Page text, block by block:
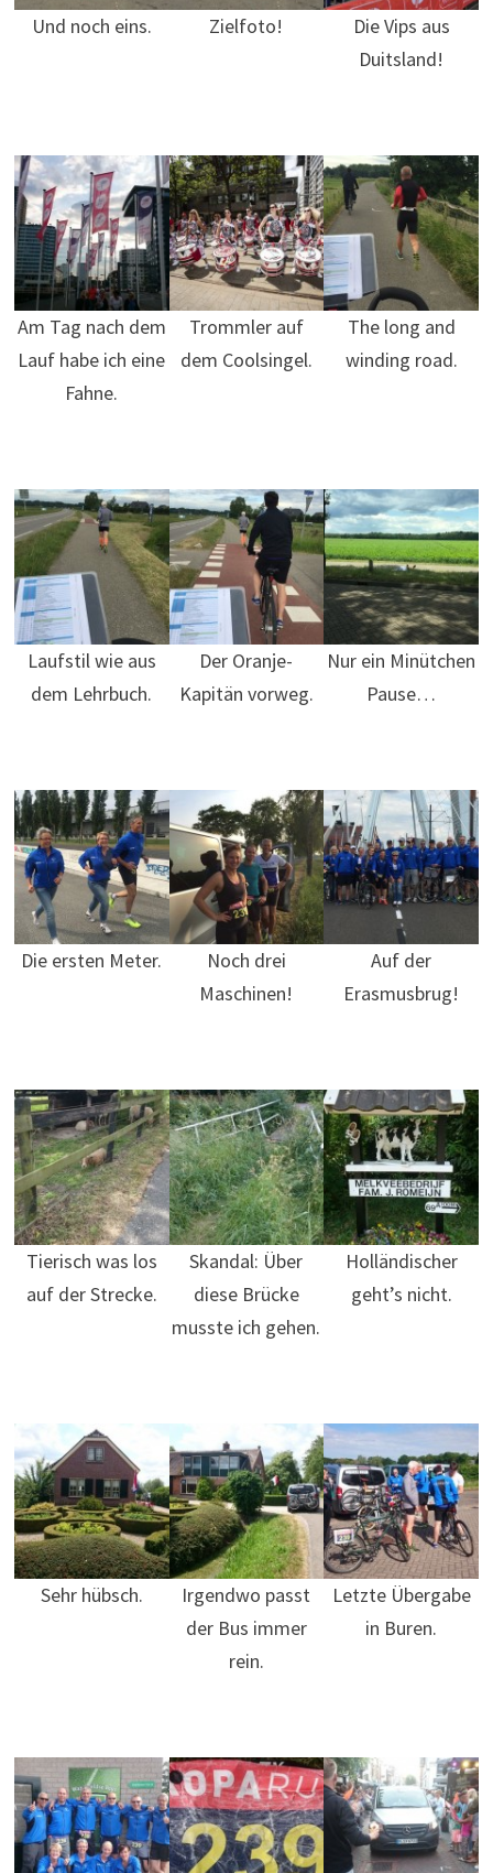
Und noch eins. Zielfoto!
Die Vips aus
Duitsland!
Am Tag nach dem
Lauf habe ich eine
Fahne.
Trommler auf
dem Coolsingel.
The long and
winding road.
Laufstil wie aus
dem Lehrbuch.
Der Oranje-
Kapitän vorweg.
Nur ein Minütchen
Pause…
Die ersten Meter.
Noch drei
Maschinen!
Auf der
Erasmusbrug!
Tierisch was los
auf der Strecke.
Skandal: Über
diese Brücke
musste ich gehen.
Holländischer
geht’s nicht.
Sehr hübsch.
Irgendwo passt
der Bus immer
rein.
Letzte Übergabe
in Buren.